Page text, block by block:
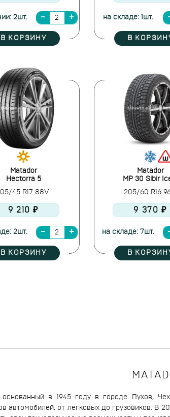
2шт.
В КОРЗИНУ
на складе: 1шт.
В
Matador
Hectorra 5
45 R17 88V
9 210 ₽
2шт.
В КОРЗИНУ
Matador
MP 30 Sibir
205/60 R16
9 370 ₽
на складе: 7шт.
В
в 1945 году в городе Пухов,
автомобилей, от легковых до грузовиков. В